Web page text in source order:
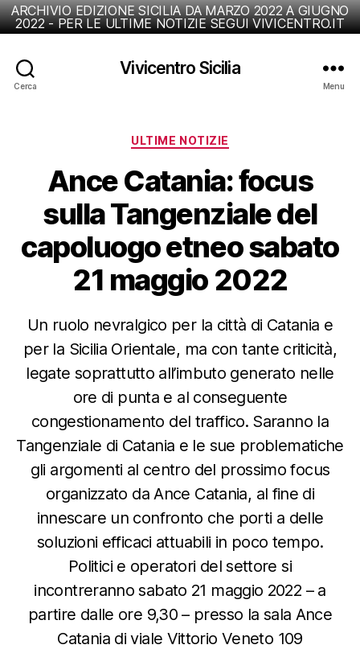
ARCHIVIO EDIZIONE SICILIA DA MARZO 2022 A GIUGNO
2022 - PER LE ULTIME NOTIZIE SEGUI VIVICENTRO.IT
Cerca
Vivicentro Sicilia
Menu
Categorie
ULTIME NOTIZIE
Ance Catania: focus
sulla Tangenziale del
capoluogo etneo sabato
21 maggio 2022
Un ruolo nevralgico per la città di Catania e
per la Sicilia Orientale, ma con tante criticità,
legate soprattutto all’imbuto generato nelle
ore di punta e al conseguente
congestionamento del traffico. Saranno la
Tangenziale di Catania e le sue problematiche
gli argomenti al centro del prossimo focus
organizzato da Ance Catania, al fine di
innescare un confronto che porti a delle
soluzioni efficaci attuabili in poco tempo.
Politici e operatori del settore si
incontreranno sabato 21 maggio 2022 – a
partire dalle ore 9,30 – presso la sala Ance
Catania di viale Vittorio Veneto 109